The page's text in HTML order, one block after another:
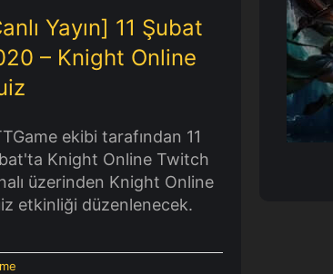
Yayın] 11 Şubat
– Knight Online
ekibi tarafından 11
Knight Online Twitch
üzerinden Knight Online
etkinliği düzenlenecek.